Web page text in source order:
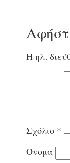
Η ηλ.
Σχόλιο *
Όνομα